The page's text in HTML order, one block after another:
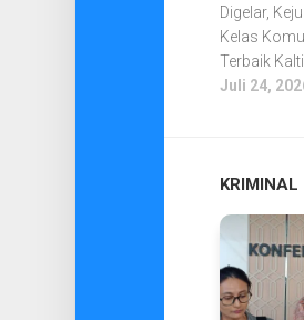
Digelar,
Kelas
Terbaik
Juli 24,
KRIMINAL